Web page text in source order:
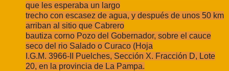
que les esperaba un largo
trecho con escasez de agua, y después de unos 50 km
arriban al sitio que Cabrero
bautiza corno Pozo del Gobernador, sobre el cauce
seco del rio Salado o Curaco (Hoja
I.G.M. 3966-II Puelches, Sección X. Fracción D, Lote
20, en la provincia de La Pampa.